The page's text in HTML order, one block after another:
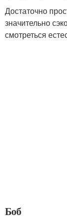
Достаточно
значительно
смотреться
Боб